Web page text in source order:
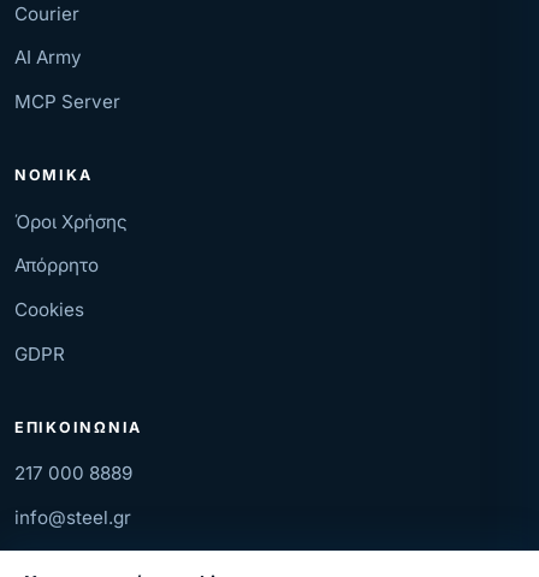
Courier
AI Army
MCP Server
ΝΟΜΙΚΆ
Όροι Χρήσης
Απόρρητο
Cookies
GDPR
ΕΠΙΚΟΙΝΩΝΊΑ
217 000 8889
info@steel.gr